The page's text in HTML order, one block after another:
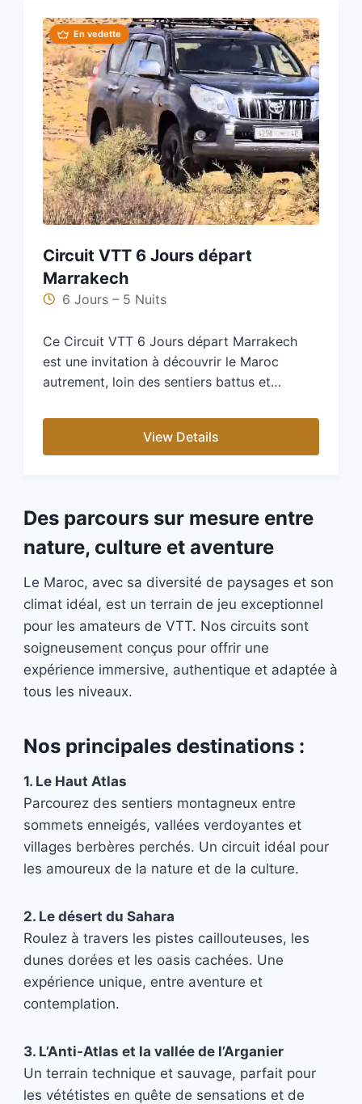
En vedette
Circuit VTT 6 Jours départ
Marrakech
6 Jours – 5 Nuits
Ce Circuit VTT 6 Jours départ Marrakech
est une invitation à découvrir le Maroc
autrement, loin des sentiers battus et…
View Details
Des parcours sur mesure entre
nature, culture et aventure
Le Maroc, avec sa diversité de paysages et son
climat idéal, est un terrain de jeu exceptionnel
pour les amateurs de VTT. Nos circuits sont
soigneusement conçus pour offrir une
expérience immersive, authentique et adaptée à
tous les niveaux.
Nos principales destinations :
1. Le Haut Atlas
Parcourez des sentiers montagneux entre
sommets enneigés, vallées verdoyantes et
villages berbères perchés. Un circuit idéal pour
les amoureux de la nature et de la culture.
2. Le désert du Sahara
Roulez à travers les pistes caillouteuses, les
dunes dorées et les oasis cachées. Une
expérience unique, entre aventure et
contemplation.
3. L’Anti-Atlas et la vallée de l’Arganier
Un terrain technique et sauvage, parfait pour
les vététistes en quête de sensations et de